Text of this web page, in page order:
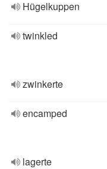
Hügelkuppen
twinkled
zwinkerte
encamped
lagerte